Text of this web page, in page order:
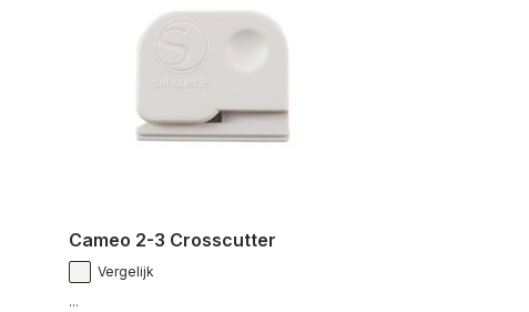
Cameo 2-3 Crosscutter
Vergelijk
...